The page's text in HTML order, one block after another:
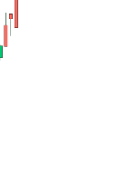
範、株価暴落に他
ス』2026年2Qの
は先進技術の塊！
している都道府県